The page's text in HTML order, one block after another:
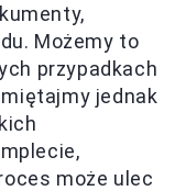
Możemy to
przypadkach
jednak
może ulec